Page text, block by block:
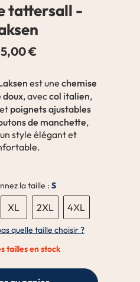
tattersall -
€
est une chemise
doux, aveccol italien,
et poignets ajustables
de manchette,
style élégant et
la taille : S
XL 2XL 4XL
quelle taille choisir ?
tailles en stock